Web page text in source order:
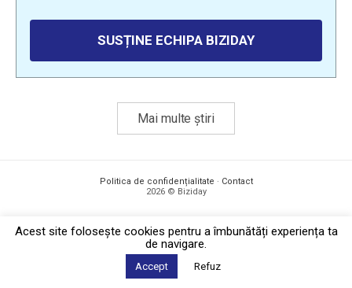
SUSȚINE ECHIPA BIZIDAY
Mai multe știri
Politica de confidențialitate · Contact
2026 © Biziday
Acest site foloseşte cookies pentru a îmbunătăți experiența ta
de navigare.
Accept Refuz